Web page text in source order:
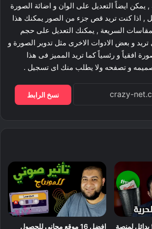
ايضاً التعديل على الوان و اضائة الصورة
, اذا كنت تريد قص جزء من الصور يمكنك هذا
السريعة , يمكنك التعديل على حجم
و بعض الادوات الاخرى مثل تدوير الصورة و
افقياً و رئسياً كما تريد المميز فى هذا
و تصفحه ولا يطلب منك اى تسجيل .
نسخ الرابط
بديل Fiverr : افضل 5 بدائل لمنصة
افضل 16 موقع مجاني للحصول